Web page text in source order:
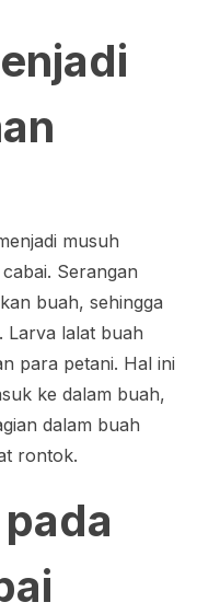
musuh
Serangan
buah, sehingga
Larva lalat buah
para petani. Hal ini
ke dalam buah,
dalam buah
rontok.